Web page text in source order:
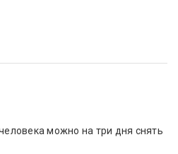
можно на три дня снять